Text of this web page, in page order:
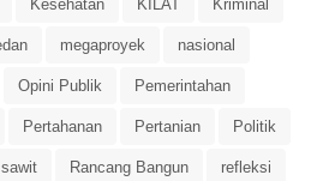
Kesehatan KILAT Kriminal
megaproyek nasional
Opini Publik Pemerintahan
Pertahanan Pertanian Politik
Rancang Bangun refleksi